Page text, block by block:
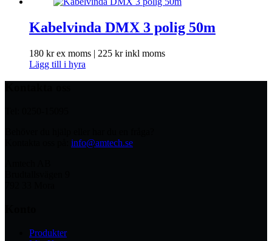
Kabelvinda DMX 3 polig 50m
180 krex moms | 225 krinkl moms
Lägg till i hyra
info@amtech.se
Produkter